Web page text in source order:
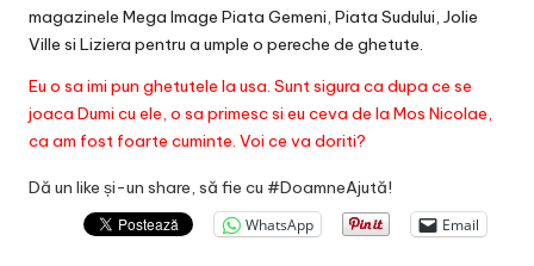
magazinele Mega Image Piata Gemeni, Piata Sudului, Jolie
Ville si Liziera pentru a umple o pereche de ghetute.
Eu o sa imi pun ghetutele la usa. Sunt sigura ca dupa ce se
joaca Dumi cu ele, o sa primesc si eu ceva de la Mos Nicolae,
ca am fost foarte cuminte. Voi ce va doriti?
Dă un like și-un share, să fie cu #DoamneAjută!
WhatsApp Email